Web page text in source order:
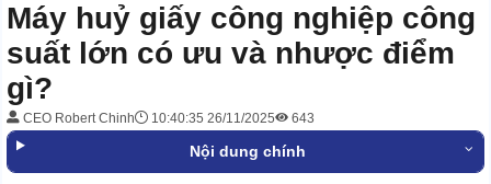
Máy huỷ giấy công nghiệp công
suất lớn có ưu và nhược điểm
gì?
CEO Robert Chinh 10:40:35 26/11/2025 643
Nội dung chính